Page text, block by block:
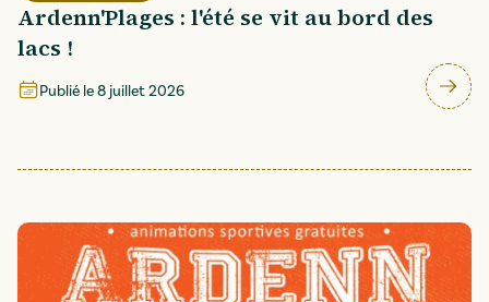
Ardenn'Plages : l'été se vit au bord des
lacs !
Publié le8 juillet 2026